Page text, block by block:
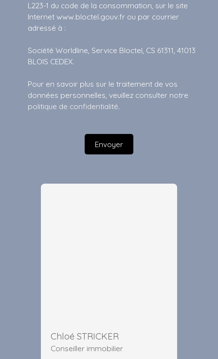
L223-1 du code de la consommation, sur le site
Internet www.bloctel.gouv.fr ou par courrier
adressé à :
Société Worldline, Service Bloctel, CS 61311, 41013
BLOIS CEDEX.
Pour en savoir plus sur le traitement de vos
données personnelles, veuillez consulter notre
politique de confidentialité.
Envoyer
Chloé STRICKER
Conseiller immobilier